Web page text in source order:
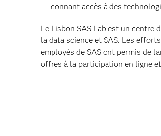
donnant accès à des
Le Lisbon SAS Lab est un centre
la data science et SAS. Les
employés de SAS ont permis de
offres à la participation en ligne